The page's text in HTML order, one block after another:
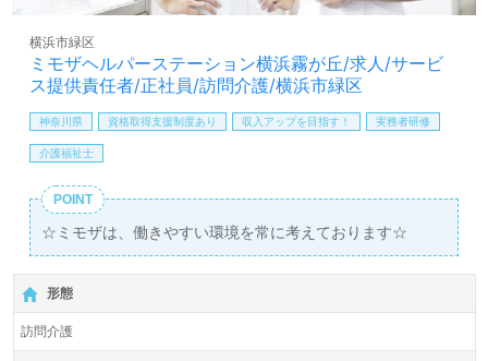
ミモザヘルパーステーション横浜霧が丘/求人/サービ
ス提供責任者/正社員/訪問介護/横浜市緑区
横浜市緑区
神奈川県 資格取得支援制度あり 収入アップを目指す！ 実務者研修
介護福祉士
POINT
☆ミモザは、働きやすい環境を常に考えております☆
形態
訪問介護